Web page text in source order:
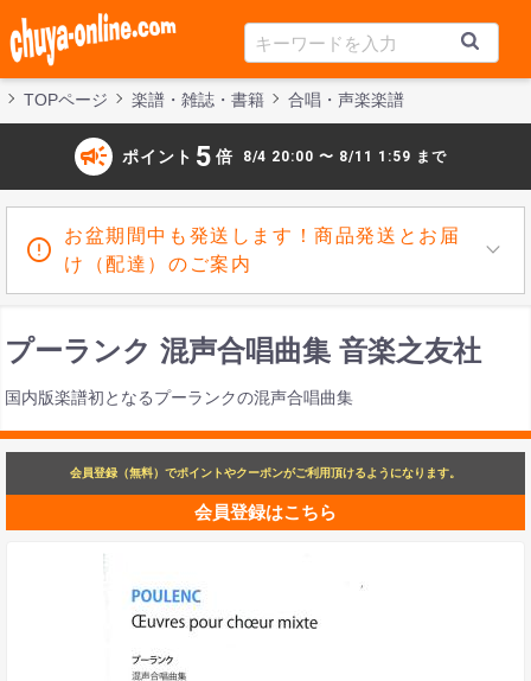
TOPページ 楽譜・雑誌・書籍 合唱・声楽楽譜
campaign ポイント 5 倍 8/4 20:00 〜 8/11 1:59 まで
お盆期間中も発送します！商品発送とお届
け（配達）のご案内
プーランク 混声合唱曲集 音楽之友社
国内版楽譜初となるプーランクの混声合唱曲集
会員登録（無料）でポイントやクーポンがご利用頂けるようになります。
会員登録はこちら